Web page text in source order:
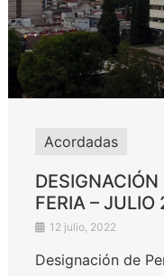
Acordadas
DESIGNACIÓN
FERIA – JULIO
12 julio, 2022
Designación de